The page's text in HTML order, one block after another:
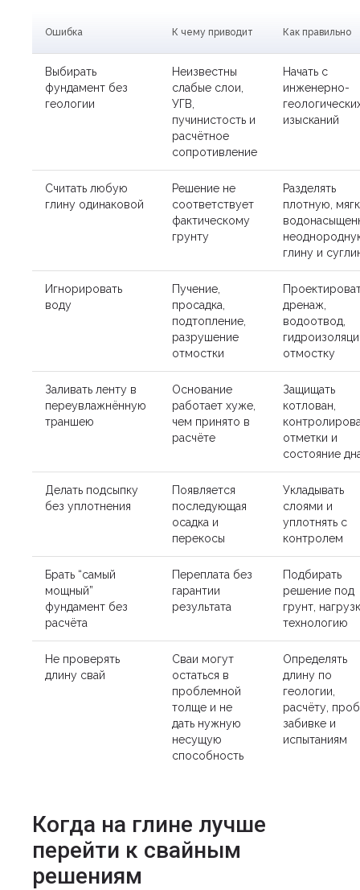
Ошибка К чему приводит Как правильно
Выбирать
фундамент без
геологии
Неизвестны
слабые слои,
УГВ,
пучинистость и
расчётное
сопротивление
Начать с
инженерно-
изысканий
Считать любую
глину одинаковой
Решение не
соответствует
фактическому
грунту
Разделять
плотную,
глину и
Игнорировать
воду
Пучение,
просадка,
подтопление,
разрушение
отмостки
дренаж,
водоотвод,
отмостку
Заливать ленту в
переувлажнённую
траншею
Основание
работает хуже,
чем принято в
расчёте
Защищать
котлован,
отметки и
состояние
Делать подсыпку
без уплотнения
Появляется
последующая
осадка и
перекосы
Укладывать
слоями и
уплотнять с
контролем
Брать “самый
мощный”
фундамент без
расчёта
Переплата без
гарантии
результата
Подбирать
решение под
грунт,
технологию
Не проверять
длину свай
Сваи могут
остаться в
проблемной
толще и не
дать нужную
несущую
способность
Определять
длину по
геологии,
расчёту,
забивке и
испытаниям
Когда на глине лучше
перейти к свайным
решениям